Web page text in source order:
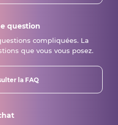
question
compliquées. La
que vous vous posez.
la FAQ